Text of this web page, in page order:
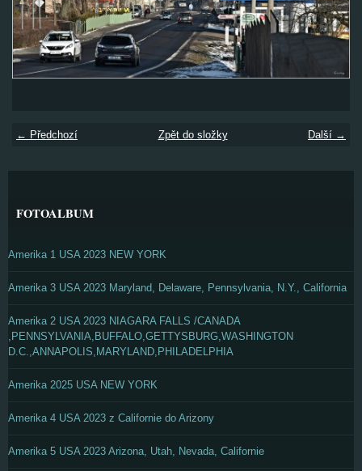
← Předchozí Další →
Zpět do složky
FOTOALBUM
Amerika 1 USA 2023 NEW YORK
Amerika 3 USA 2023 Maryland, Delaware, Pennsylvania, N.Y., California
Amerika 2 USA 2023 NIAGARA FALLS /CANADA
,PENNSYLVANIA,BUFFALO,GETTYSBURG,WASHINGTON
D.C.,ANNAPOLIS,MARYLAND,PHILADELPHIA
Amerika 2025 USA NEW YORK
Amerika 4 USA 2023 z Californie do Arizony
Amerika 5 USA 2023 Arizona, Utah, Nevada, Californie